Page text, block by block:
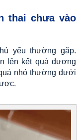
thai chưa vào
yếu thường gặp.
lên kết quả dương
nhỏ thường dưới